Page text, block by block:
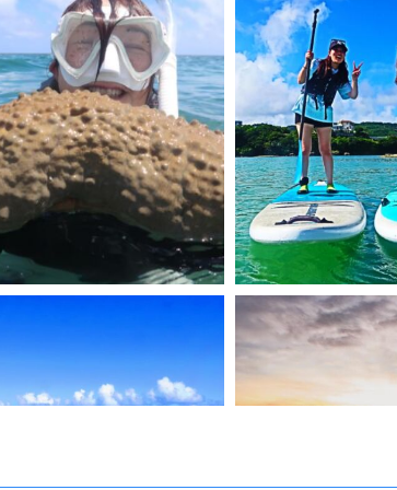
さらに読み込む Instagram でフォロー